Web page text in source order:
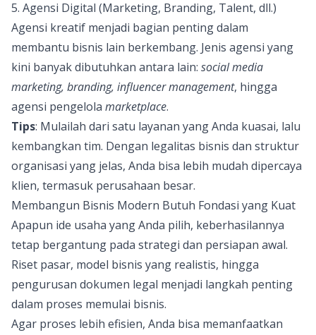
5. Agensi Digital (Marketing, Branding, Talent, dll.)
Agensi kreatif menjadi bagian penting dalam
membantu bisnis lain berkembang. Jenis agensi yang
kini banyak dibutuhkan antara lain: social media
marketing, branding, influencer management, hingga
agensi pengelola marketplace.
Tips: Mulailah dari satu layanan yang Anda kuasai, lalu
kembangkan tim. Dengan legalitas bisnis dan struktur
organisasi yang jelas, Anda bisa lebih mudah dipercaya
klien, termasuk perusahaan besar.
Membangun Bisnis Modern Butuh Fondasi yang Kuat
Apapun ide usaha yang Anda pilih, keberhasilannya
tetap bergantung pada strategi dan persiapan awal.
Riset pasar, model bisnis yang realistis, hingga
pengurusan dokumen legal menjadi langkah penting
dalam proses memulai bisnis.
Agar proses lebih efisien, Anda bisa memanfaatkan